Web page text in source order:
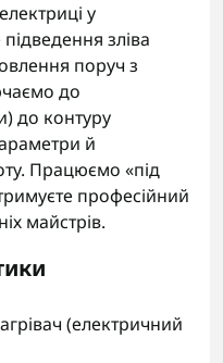
у
зліва
поруч з
до
до контуру
й
Працюємо «під
професійний
майстрів.
(електричний